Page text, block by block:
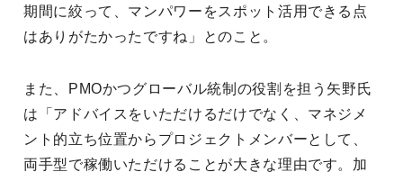
期間に絞って、マンパワーをスポット活用できる点
はありがたかったですね」とのこと。
また、PMOかつグローバル統制の役割を担う矢野氏
は「アドバイスをいただけるだけでなく、マネジメ
ント的立ち位置からプロジェクトメンバーとして、
両手型で稼働いただけることが大きな理由です。加